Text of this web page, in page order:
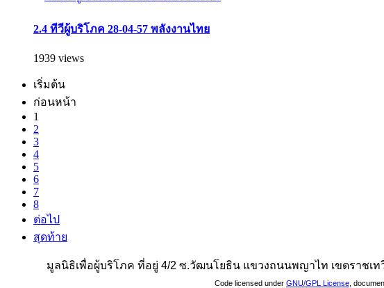
2.4 ทีวีผู้บริโภค 28-04-57 พลังงานไทย
1939 views
เริ่มต้น
ก่อนหน้า
1
2
3
4
5
6
7
8
ต่อไป
สุดท้าย
มูลนิธิเพื่อผู้บริโภค ที่อยู่ 4/2 ซ.วัฒนโยธิน แขวงถนนพญาไท เขตราชเทวี
Code licensed under GNU/GPL License ,